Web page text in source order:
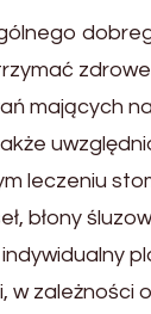
mających
leczeniu
błony
zależności